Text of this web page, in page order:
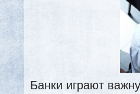
Банки играют